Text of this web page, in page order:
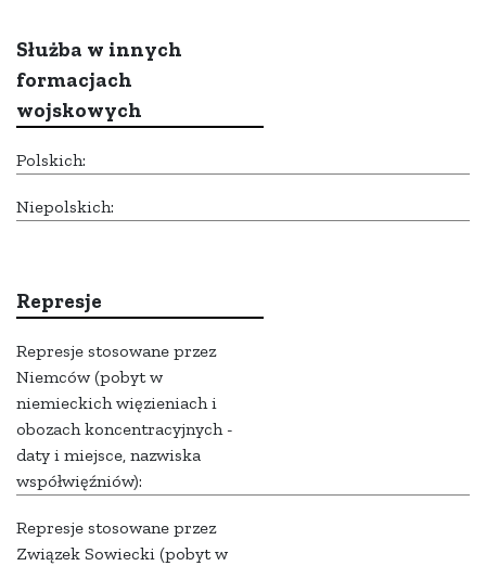
Służba w innych
formacjach
wojskowych
Polskich:
Niepolskich:
Represje
Represje stosowane przez
Niemców (pobyt w
niemieckich więzieniach i
obozach koncentracyjnych -
daty i miejsce, nazwiska
współwięźniów):
Represje stosowane przez
Związek Sowiecki (pobyt w